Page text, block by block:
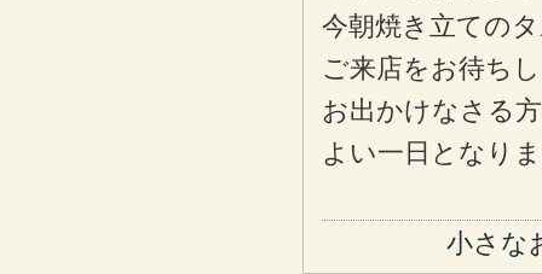
今朝焼き立ての
ご来店をお待ち
お出かけなさる
よい一日となり
小さな